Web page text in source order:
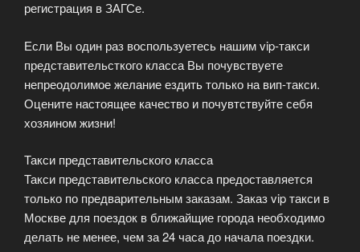
регистрация в ЗАГСе.
Если Вы один раз воспользуетесь нашим vip-такси
представительсткого класса Вы почувствуете
непреодолимое желание ездить только на вип-такси.
Оцените настоящее качество и почувтствуйте себя
хозяином жизни!
Такси представительского класса
Такси представительского класса предоставляется
только по предварительным заказам. Заказ vip такси в
Москве для поездок в ближайщие города необходимо
делать не менее, чем за 24 часа до начала поездки.